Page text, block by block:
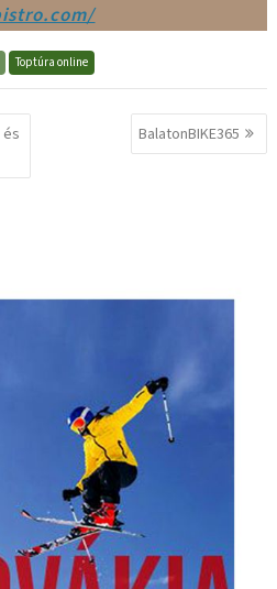
Toptúra online
és
BalatonBIKE365